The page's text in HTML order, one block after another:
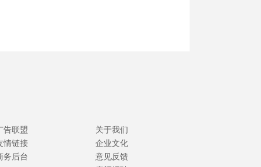
告联盟
情链接
务后台
关于我们
企业文化
意见反馈